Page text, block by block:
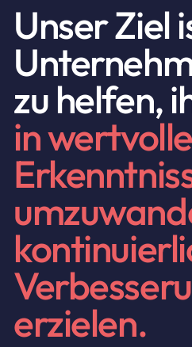
Unser Ziel
zu helfen,
in wertvolle
erzielen.